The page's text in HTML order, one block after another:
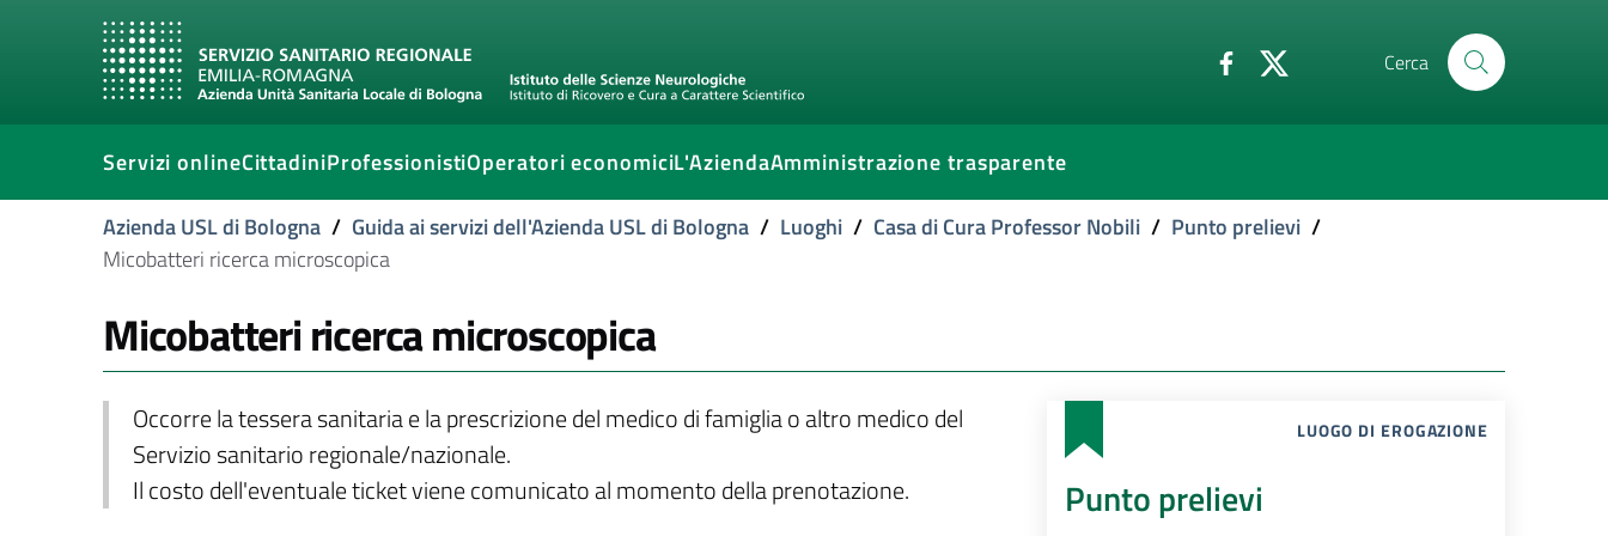
Cerca
Servizi onlineCittadiniProfessionistiOperatori economiciL'AziendaAmministrazione trasparente
Azienda USL di Bologna / Guida ai servizi dell'Azienda USL di Bologna / Luoghi / Casa di Cura Professor Nobili / Punto prelievi /
Micobatteri ricerca microscopica
Micobatteri ricerca microscopica
Occorre la tessera sanitaria e la prescrizione del medico di famiglia o altro medico del
Servizio sanitario regionale/nazionale.
Il costo dell'eventuale ticket viene comunicato al momento della prenotazione.
LUOGO DI EROGAZIONE
Punto prelievi